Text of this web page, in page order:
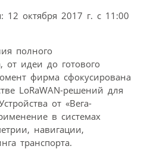
12 октября 2017 г. с 11:00
полного
от идеи до готового
фирма сфокусирована
LoRaWAN-решений для
от «Вега-
в системах
навигации,
транспорта.